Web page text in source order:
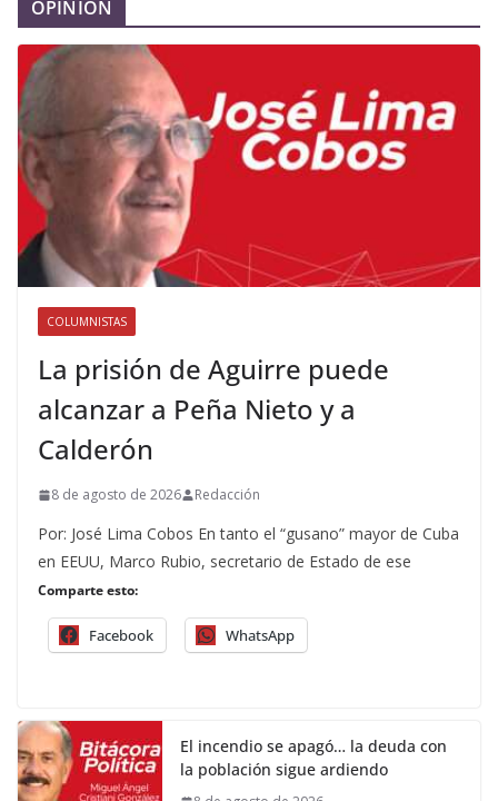
OPINIÓN
COLUMNISTAS
La prisión de Aguirre puede
alcanzar a Peña Nieto y a
Calderón
8 de agosto de 2026 Redacción
Por: José Lima Cobos En tanto el “gusano” mayor de Cuba
en EEUU, Marco Rubio, secretario de Estado de ese
Comparte esto:
Facebook WhatsApp
El incendio se apagó… la deuda con
la población sigue ardiendo